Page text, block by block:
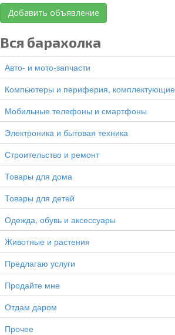
Добавить объявление
Вся барахолка
Авто- и мото-запчасти
Компьютеры и периферия, комплектующие
Мобильные телефоны и смартфоны
Электроника и бытовая техника
Строительство и ремонт
Товары для дома
Товары для детей
Одежда, обувь и аксессуары
Животные и растения
Предлагаю услуги
Продайте мне
Отдам даром
Прочее